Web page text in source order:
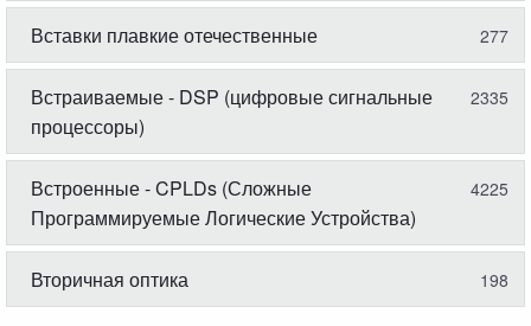
Вставки плавкие отечественные 277
Встраиваемые - DSP (цифровые сигнальные
процессоры)
2335
Встроенные - CPLDs (Сложные
Программируемые Логические Устройства)
4225
Вторичная оптика 198